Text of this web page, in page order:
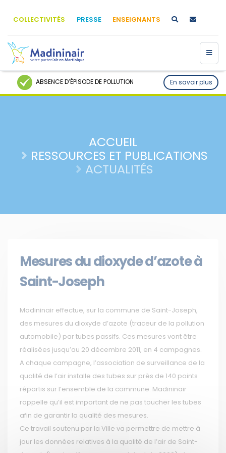
COLLECTIVITÉS PRESSE ENSEIGNANTS
ABSENCE D’ÉPISODE DE POLLUTION En savoir plus
ACCUEIL
RESSOURCES ET PUBLICATIONS
ACTUALITÉS
Mesures du dioxyde d’azote à
Saint-Joseph
Madininair effectue, sur la commune de Saint-Joseph,
des mesures du dioxyde d’azote (traceur de la pollution
automobile) par tubes passifs. Ces mesures vont être
réalisées jusqu’au 20 décembre 2011, en 4 campagnes.
A chaque campagne, l’association de surveillance de la
qualité de l’air installe des tubes sur près de 140 points
répartis sur l’ensemble de la commune. Madininair
rappelle qu’il est important de ne pas toucher les tubes
afin de garantir la qualité des mesures.
Ce travail soutenu par la Ville va permettre de mettre à
jour les données relatives à la qualité de l’air de Saint-